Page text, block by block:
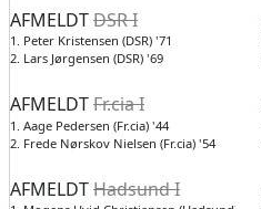
AFMELDTDSR I
1. Peter Kristensen (DSR) '71
2. Lars Jørgensen (DSR) '69
AFMELDTFr.cia I
1. Aage Pedersen (Fr.cia) '44
2. Frede Nørskov Nielsen (Fr.cia) '54
AFMELDTHadsund I